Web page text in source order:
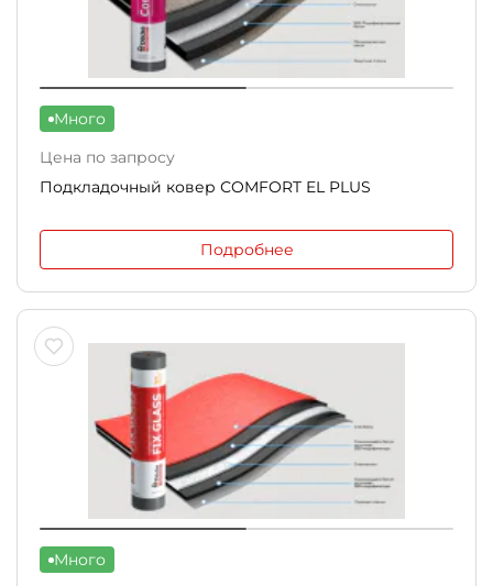
Много
Цена по запросу
Подкладочный ковер СOMFORT EL PLUS
Подробнее
Много